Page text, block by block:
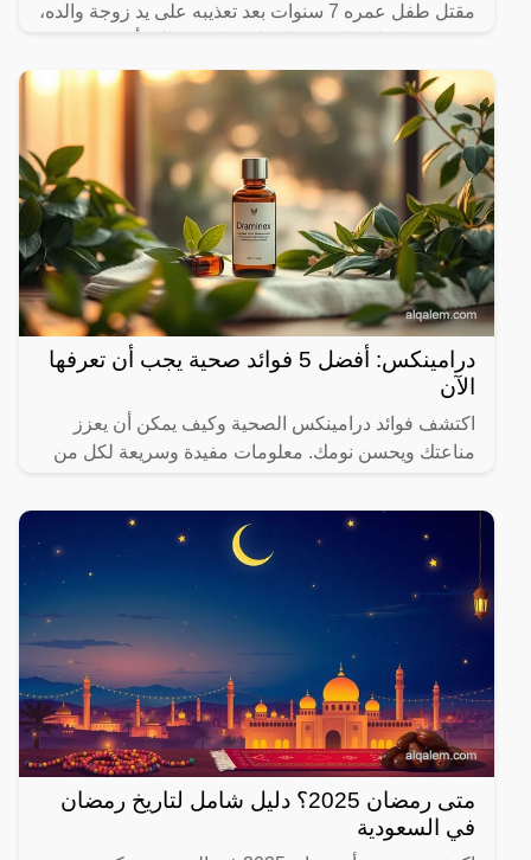
مقتل طفل عمره 7 سنوات بعد تعذيبه على يد زوجة والده،
أمني.
درامينكس: أفضل 5 فوائد صحية يجب أن تعرفها
الآن
اكتشف فوائد درامينكس الصحية وكيف يمكن أن يعزز
مناعتك ويحسن نومك. معلومات مفيدة وسريعة لكل من
متى رمضان 2025؟ دليل شامل لتاريخ رمضان
في السعودية